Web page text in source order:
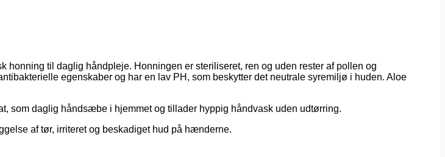
til daglig håndpleje. Honningen er steriliseret, ren og uden rester af pollen og
egenskaber og har en lav PH, som beskytter det neutrale syremiljø i huden. Aloe
som daglig håndsæbe i hjemmet og tillader hyppig håndvask uden udtørring.
af tør, irriteret og beskadiget hud på hænderne.